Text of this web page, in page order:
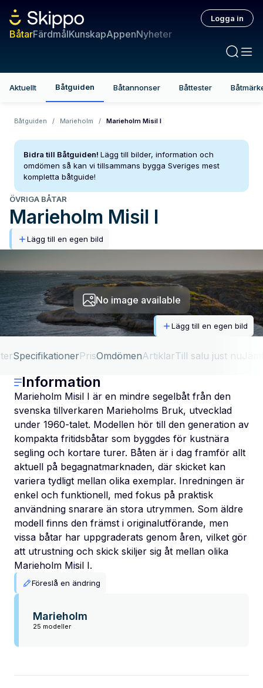
BåtarFärdmålKunskapAppenNyheter
Logga in
Aktuellt Båtguiden Båtannonser Båttester
Båtguiden / Marieholm / Marieholm Misil I
Bidra till Båtguiden! Lägg till bilder, information och
omdömen så kan vi tillsammans bygga Sveriges mest
kompletta båtguide!
ÖVRIGA BÅTAR
Marieholm Misil I
Lägg till en egen bild
No image available
Lägg till en egen bild
SpecifikationerPrisOmdömenArtiklarTill salu just nu
Information
Marieholm Misil I är en mindre segelbåt från den
svenska tillverkaren Marieholms Bruk, utvecklad
under 1960-talet. Modellen hör till den generation av
kompakta fritidsbåtar som byggdes för kustnära
segling och kortare turer. Båten är i dag framför allt
aktuell på begagnatmarknaden, där skicket kan
variera tydligt mellan olika exemplar. Inredningen är
enkel och funktionell, med fokus på praktisk
användning snarare än stora utrymmen. Som äldre
modell finns den främst i originalutförande, men
vissa båtar har uppgraderats genom åren, vilket gör
att utrustning och skick skiljer sig åt mellan olika
Marieholm Misil I.
Föreslå en ändring
Marieholm
25 modeller